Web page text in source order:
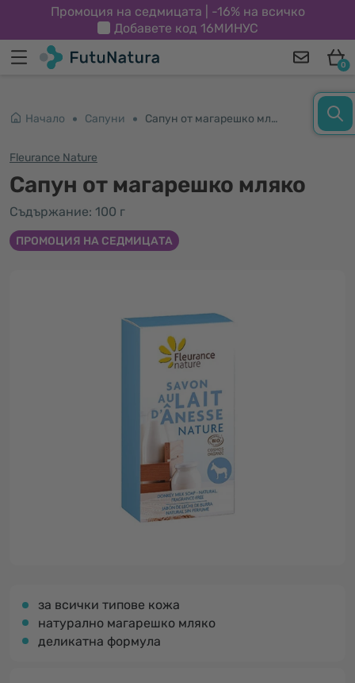
Промоция на седмицата | -16% на всичко
Добавете код 16МИНУС
0
Начало Сапуни Сапун от магарешко мляко
Fleurance Nature
Сапун от магарешко мляко
Съдържание: 100 г
ПРОМОЦИЯ НА СЕДМИЦАТА
за всички типове кожа
натурално магарешко мляко
деликатна формула